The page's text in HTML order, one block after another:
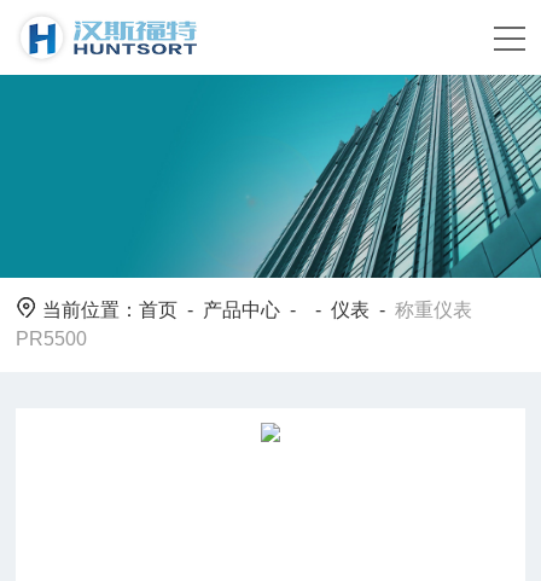
当前位置：首页 - 产品中心 - -仪表 -称重仪表
PR5500